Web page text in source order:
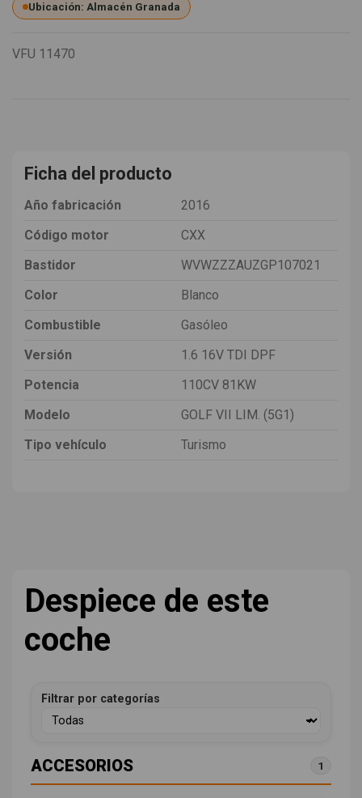
Ubicación: Almacén Granada
VFU 11470
Ficha del producto
Año fabricación
2016
Código motor
CXX
Bastidor
WVWZZZAUZGP107021
Color
Blanco
Combustible
Gasóleo
Versión
1.6 16V TDI DPF
Potencia
110CV 81KW
Modelo
GOLF VII LIM. (5G1)
Tipo vehículo
Turismo
Despiece de este
coche
Filtrar por categorías
ACCESORIOS 1